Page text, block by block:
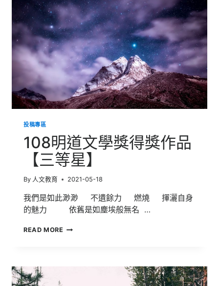
獎
品
【失
敗
友】
投稿專區
108明道文學獎得獎作品
【三等星】
By 人文教育 2021-05-18
我們是如此渺渺 不遺餘力 燃燒 揮灑自身
的魅力 依舊是如塵埃般無名 …
READ MORE 108